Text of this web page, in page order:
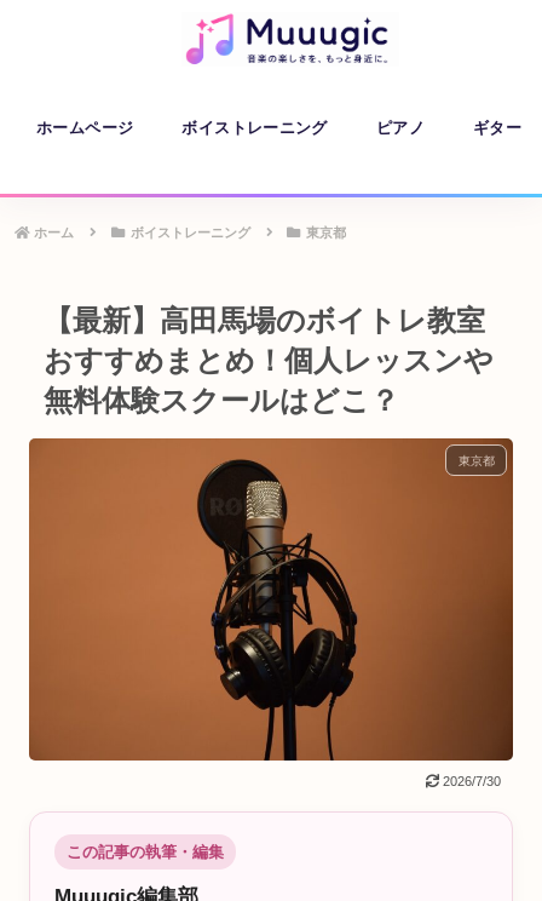
ホームページ ボイストレーニング ピアノ ギター
ホーム ボイストレーニング 東京都
【最新】高田馬場のボイトレ教室
おすすめまとめ！個人レッスンや
無料体験スクールはどこ？
東京都
2026/7/30
この記事の執筆・編集